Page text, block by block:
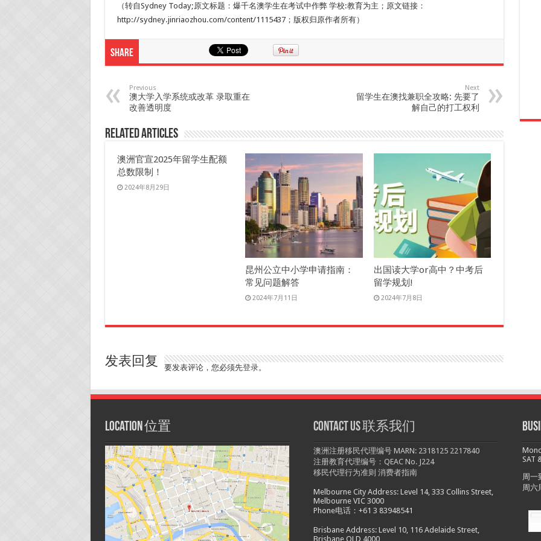
（转自Sydney Today;原文标题：爆千名澳学生在考试中作弊 学校:教育为主；原文链接：
http://sydney.jinriaozhou.com/content/1115437；版权归原作者所有）
Share
Previous
澳大学入学系统或改革 录取重在
改善透明度
Next
留学生在澳找兼职全攻略: 先要了
解自己的打工权利
Related Articles
澳洲官宣2025年留学生配额
总数限制！
2024年8月29日
昆州公立中小学申请指南：
常见问题解答
2024年7月11日
出国读大学or高中？中考后
留学规划!
2024年7月8日
发表回复 要发表评论，您必须先登录。
Location 位置 Contact us 联系我们
澳洲注册移民代理编号 MARN: 2318125 2217840
注册教育代理编号：QEAC No. J224
移民代理行为准则 消费者指南
Melbourne City Address: Level 14, 333 Collins Street,
Melbourne VIC 3000
Phone电话：+61 3 83948541
Brisbane Address: Level 10, 116 Adelaide Street,
Brisbane QLD 4000
SAT
周一
周六